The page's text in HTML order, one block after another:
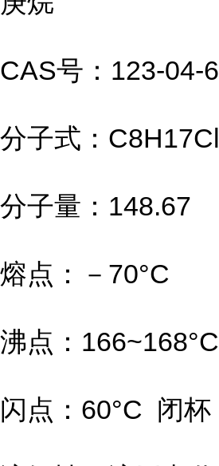
CAS号：123-04-6
分子式：C8H17Cl
分子量：148.67
熔点：－70°C
沸点：166~168°C
闪点：60°C 闭杯